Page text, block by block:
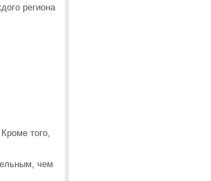
региона
того,
чем